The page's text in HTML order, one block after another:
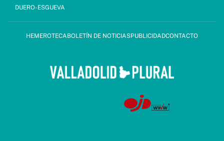
DUERO-ESGUEVA
HEMEROTECABOLETÍN DE NOTICIASPUBLICIDADCONTACTO